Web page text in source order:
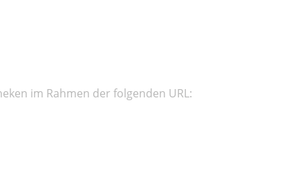
im Rahmen der folgenden URL: